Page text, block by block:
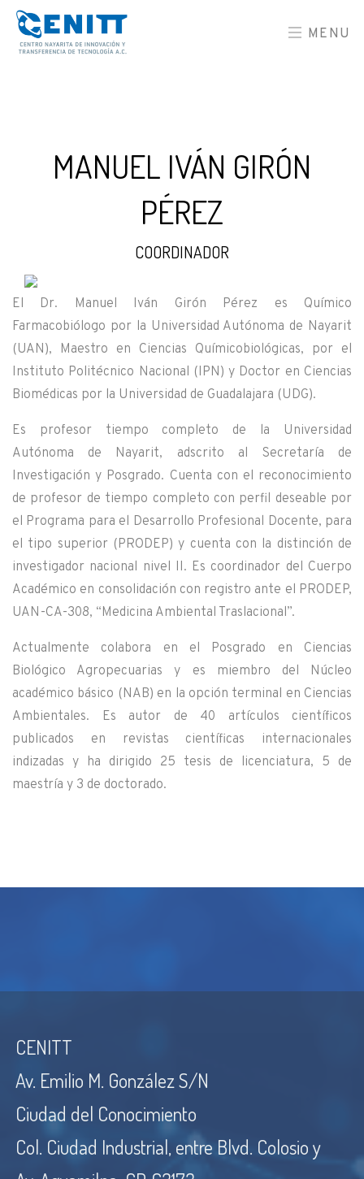
MENU
MANUEL IVÁN GIRÓN
PÉREZ
COORDINADOR
El Dr. Manuel Iván Girón Pérez es Químico
Farmacobiólogo por la Universidad Autónoma de Nayarit
(UAN), Maestro en Ciencias Químicobiológicas, por el
Instituto Politécnico Nacional (IPN) y Doctor en Ciencias
Biomédicas por la Universidad de Guadalajara (UDG).
Es profesor tiempo completo de la Universidad
Autónoma de Nayarit, adscrito al Secretaría de
Investigación y Posgrado. Cuenta con el reconocimiento
de profesor de tiempo completo con perfil deseable por
el Programa para el Desarrollo Profesional Docente, para
el tipo superior (PRODEP) y cuenta con la distinción de
investigador nacional nivel II. Es coordinador del Cuerpo
Académico en consolidación con registro ante el PRODEP,
UAN-CA-308, “Medicina Ambiental Traslacional”.
Actualmente colabora en el Posgrado en Ciencias
Biológico Agropecuarias y es miembro del Núcleo
académico básico (NAB) en la opción terminal en Ciencias
Ambientales. Es autor de 40 artículos científicos
publicados en revistas científicas internacionales
indizadas y ha dirigido 25 tesis de licenciatura, 5 de
maestría y 3 de doctorado.
CENITT
Av. Emilio M. González S/N
Ciudad del Conocimiento
Col. Ciudad Industrial, entre Blvd. Colosio y